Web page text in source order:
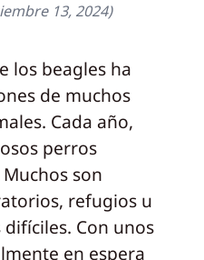
13, 2024)
los beagles ha
de muchos
Cada año,
perros
son
refugios u
Con unos
en espera